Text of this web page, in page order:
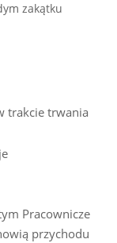
zakątku
trakcie trwania
Pracownicze
przychodu